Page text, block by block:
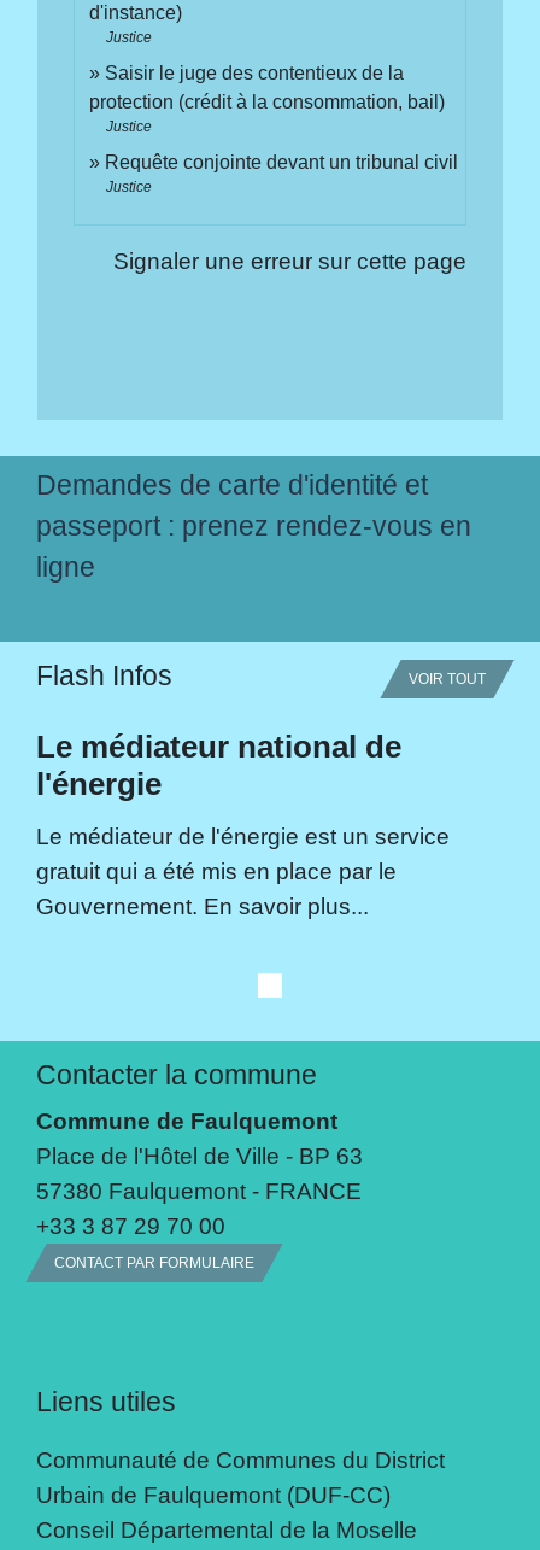
d'instance)
Justice
Saisir le juge des contentieux de la
protection (crédit à la consommation, bail)
Justice
Requête conjointe devant un tribunal civil
Justice
Signaler une erreur sur cette page
Demandes de carte d'identité et
passeport : prenez rendez-vous en
ligne
Flash Infos VOIR TOUT
Le médiateur national de
l'énergie
Le médiateur de l'énergie est un service
gratuit qui a été mis en place par le
Gouvernement. En savoir plus...
Contacter la commune
Commune de Faulquemont
Place de l'Hôtel de Ville - BP 63
57380 Faulquemont - FRANCE
+33 3 87 29 70 00
CONTACT PAR FORMULAIRE
Liens utiles
Communauté de Communes du District
Urbain de Faulquemont (DUF-CC)
Conseil Départemental de la Moselle